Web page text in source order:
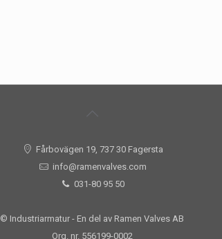
Fårbovägen 19, 737 30 Fagersta
info@ramenvalves.com
031-80 95 50
© Industriarmatur - En del av Ramen Valves AB
Org. nr. 556199-0002